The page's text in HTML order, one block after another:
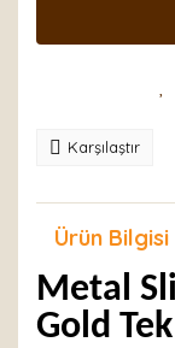
Karşılaştır
Ürün Bilgisi
Metal
Gold